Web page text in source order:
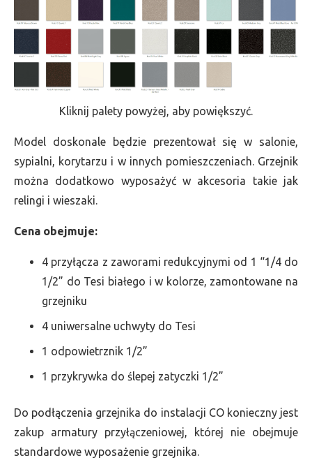
Kliknij palety powyżej, aby powiększyć.
Model doskonale będzie prezentował się w salonie,
sypialni, korytarzu i w innych pomieszczeniach. Grzejnik
można dodatkowo wyposażyć w akcesoria takie jak
relingi i wieszaki.
Cena obejmuje:
4 przyłącza z zaworami redukcyjnymi od 1 “1/4 do
1/2” do Tesi białego i w kolorze, zamontowane na
grzejniku
4 uniwersalne uchwyty do Tesi
1 odpowietrznik 1/2”
1 przykrywka do ślepej zatyczki 1/2”
Do podłączenia grzejnika do instalacji CO konieczny jest
zakup armatury przyłączeniowej, której nie obejmuje
standardowe wyposażenie grzejnika.